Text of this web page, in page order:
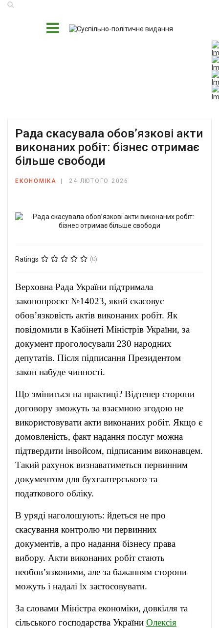
Рада скасувала обов’язкові акти
виконаних робіт: бізнес отримає
більше свободи
ЕКОНОМІКА 24 ЛЮТОГО 2026
Ratings (0)
Верховна Рада України підтримала
законопроєкт №14023, який скасовує
обов’язковість актів виконаних робіт. Як
повідомили в Кабінеті Міністрів України, за
документ проголосували 230 народних
депутатів. Після підписання Президентом
закон набуде чинності.
Що зміниться на практиці? Відтепер сторони
договору зможуть за взаємною згодою не
використовувати акти виконаних робіт. Якщо є
домовленість, факт надання послуг можна
підтвердити інвойсом, підписаним виконавцем.
Такий рахунок визнаватиметься первинним
документом для бухгалтерського та
податкового обліку.
В уряді наголошують: йдеться не про
скасування контролю чи первинних
документів, а про надання бізнесу права
вибору. Акти виконаних робіт стають
необов’язковими, але за бажанням сторони
можуть і надалі їх застосовувати.
За словами Міністра економіки, довкілля та
сільського господарства України Олексія